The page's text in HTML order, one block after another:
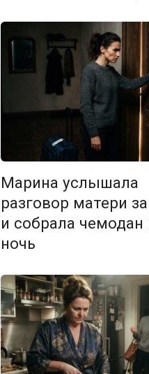
Марина услышала
разговор матери
и собрала чемодан
ночь